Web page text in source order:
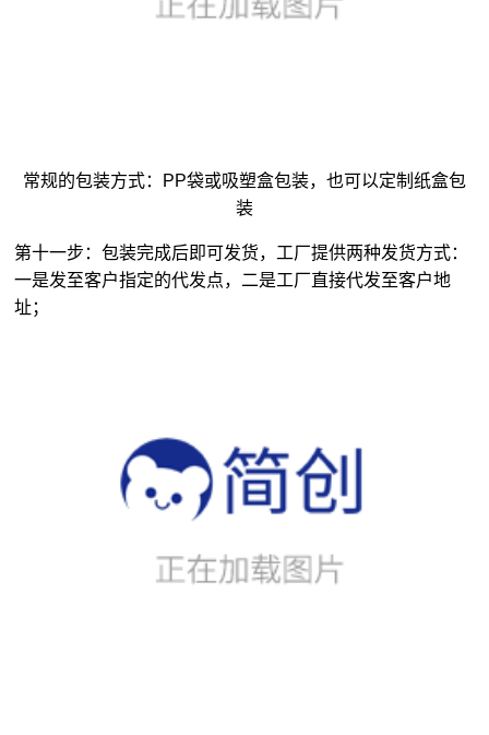
常规的包装方式：PP袋或吸塑盒包装，也可以定制纸盒包
装
第十一步：包装完成后即可发货，工厂提供两种发货方式：
一是发至客户指定的代发点，二是工厂直接代发至客户地
址；